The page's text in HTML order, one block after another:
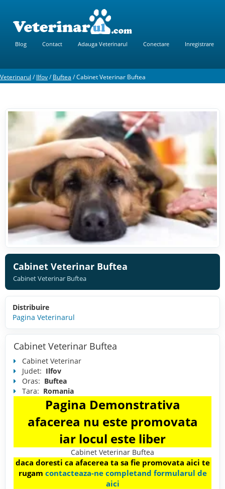
Blog Contact Adauga Veterinarul Conectare Inregistrare
Veterinarul /Ilfov/Buftea /Cabinet Veterinar Buftea
Cabinet Veterinar Buftea
Cabinet Veterinar Buftea
Distribuire
Pagina Veterinarul
Cabinet Veterinar Buftea
Cabinet Veterinar
Judet: Ilfov
Oras: Buftea
Tara: Romania
Pagina Demonstrativa
afacerea nu este promovata
iar locul este liber
Cabinet Veterinar Buftea
daca doresti ca afacerea ta sa fie promovata aici te
rugam contacteaza-ne completand formularul de
aici